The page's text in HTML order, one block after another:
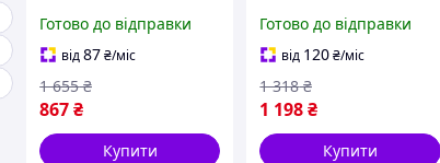
кухонних ножів для
кухні та дому WH-31
Готово до відправки
від87₴/міс
867₴
1 655 ₴
Купити
зі сталі нержавійки,
Хороші ножі для
кухарів SI-52
Готово до відправки
від 120₴/міс
1 198₴
1 318 ₴
Купити